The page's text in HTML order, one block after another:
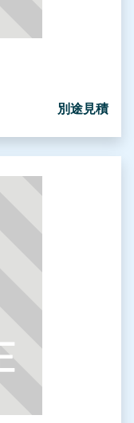
別途見積